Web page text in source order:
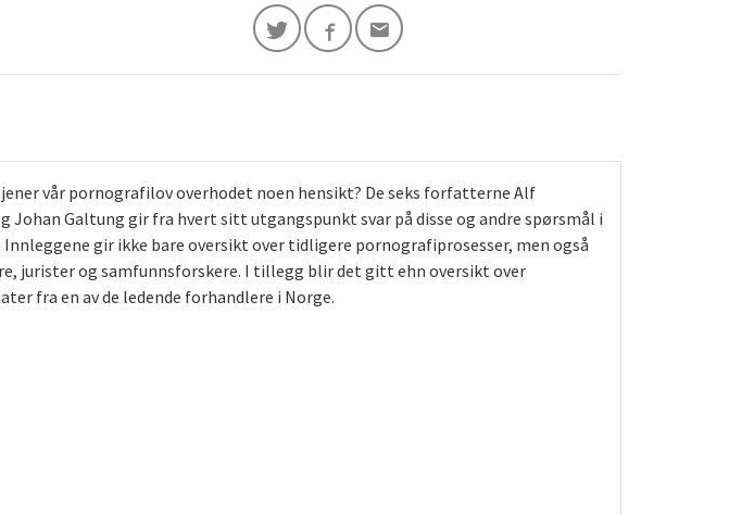
vår pornografilov overhodet noen hensikt? De seks forfatterne Alf
Johan Galtung gir fra hvert sitt utgangspunkt svar på disse og andre spørsmål i
gir ikke bare oversikt over tidligere pornografiprosesser, men også
jurister og samfunnsforskere. I tillegg blir det gitt ehn oversikt over
fra en av de ledende forhandlere i Norge.